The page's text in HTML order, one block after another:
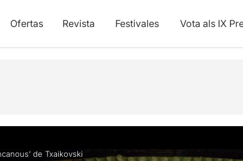
Ofertas Revista Festivales Vota als IX
Info práctica
de Txaikovski